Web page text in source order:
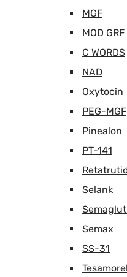
MGF
MOD
C WORDS
NAD
Oxytocin
PEG-MGF
Pinealon
PT-141
Selank
Semax
SS-31